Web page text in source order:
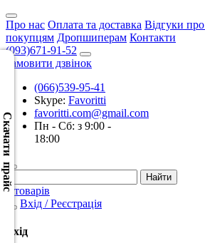
Про нас Оплата та доставка Відгуки
покупцям Дропшиперам Контакти
(093)671-91-52
Замовити дзвінок
(066)539-95-41
Skype: Favoritti
favoritti.com@gmail.com
Пн - Сб: з 9:00 -
18:00
0 товарів
Вхід / Реєстрація
Вхід
Скачати прайс
Скачать
XML
(Розн.)
Скачать
XML
(Опт)
CSV